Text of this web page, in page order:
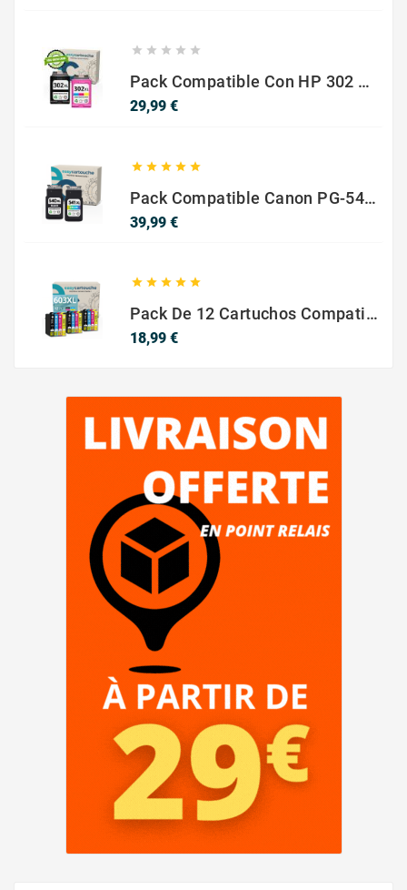
    
Pack Compatible Con HP 302 XL Negro Y Color - SIN NIVEL DE TINTA
29,99 €Precio
    
Pack Compatible Canon PG-540 XL / CL-541 XL ? Negro Y Color ? Alta Capacidad
39,99 €Precio
    
Pack De 12 Cartuchos Compatibles EPSON 603XL
18,99 €Precio